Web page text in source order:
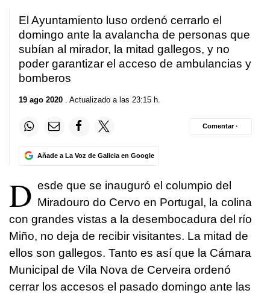
El Ayuntamiento luso ordenó cerrarlo el
domingo ante la avalancha de personas que
subían al mirador, la mitad gallegos, y no
poder garantizar el acceso de ambulancias y
bomberos
19 ago 2020 . Actualizado a las 23:15 h.
Añade a La Voz de Galicia en Google
Comentar ·
D esde que se inauguró el columpio del
Miradouro do Cervo en Portugal, la colina
con grandes vistas a la desembocadura del río
Miño, no deja de recibir visitantes. La mitad de
ellos son gallegos. Tanto es así que la Cámara
Municipal de Vila Nova de Cerveira ordenó
cerrar los accesos el pasado domingo ante las